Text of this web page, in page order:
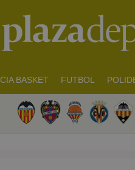
BASKET FUTBOL